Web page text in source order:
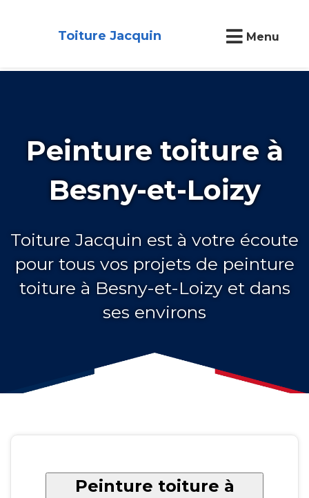
Toiture Jacquin Menu
Peinture toiture à
Besny-et-Loizy
Toiture Jacquin est à votre écoute
pour tous vos projets de peinture
toiture à Besny-et-Loizy et dans
ses environs
Peinture toiture à